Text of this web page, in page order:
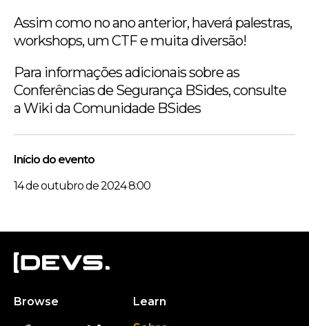
Assim como no ano anterior, haverá palestras,
workshops, um CTF e muita diversão!
Para informações adicionais sobre as
Conferências de Segurança BSides, consulte
a Wiki da Comunidade BSides
Início do evento
14 de outubro de 2024 8:00
Browse
Learn